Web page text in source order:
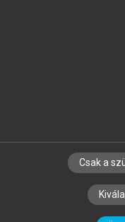
SZERZŐKNEK
Csak a